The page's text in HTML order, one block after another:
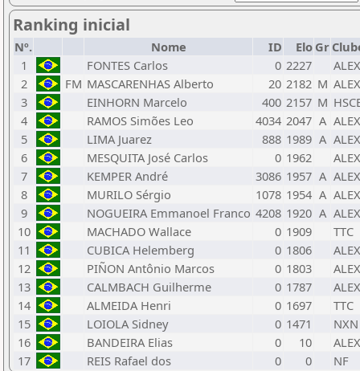
Ranking inicial
Nº. Nome ID Elo Gr
1
FONTES Carlos 0 2227
ALEX
2
FM MASCARENHAS Alberto 20 2182 M ALEX
3
EINHORN Marcelo 400 2157 M
4
RAMOS Simões Leo 4034 2047 A ALEX
5
LIMA Juarez 888 1989 A ALEX
6
MESQUITA José Carlos 0 1962
ALEX
7
KEMPER André 3086 1957 A ALEX
8
MURILO Sérgio 1078 1954 A ALEX
9
NOGUEIRA Emmanoel Franco 4208 1920 A ALEX
10
MACHADO Wallace 0 1909
TTC
11
CUBICA Helemberg 0 1806
ALEX
12
PIÑON Antônio Marcos 0 1803
ALEX
13
CALMBACH Guilherme 0 1787
ALEX
14
ALMEIDA Henri 0 1697
TTC
15
LOIOLA Sidney 0 1471
NXN
16
BANDEIRA Elias 0 10
ALEX
17
REIS Rafael dos 0 0 NF